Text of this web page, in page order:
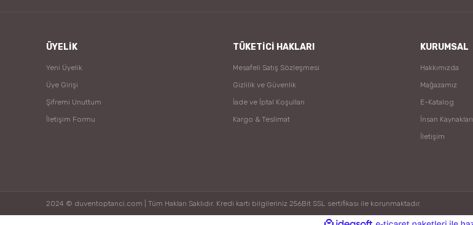
ÜYELİK
Yeni Üyelik
Üye Girişi
Şifremi Unuttum
İletişim Formu
TÜKETİCİ HAKLARI
Mesafeli Satış Sözleşmesi
Gizlilik ve Güvenlik
İade ve İptal Koşulları
Kargo & Teslimat
KURUMSAL
Hakkımızda
Mağazamız
E-Katalog
İnsan Kaynakları
İletişim
2024 © duventoptanci.com | Tüm Hakları Saklıdır. Kredi kartı bilgileriniz 256Bit SSL sertifikası ile korunmaktadır.